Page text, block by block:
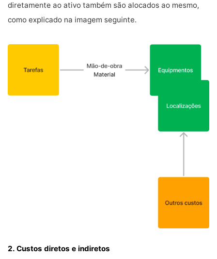
diretamente ao ativo também são alocados ao mesmo,
como explicado na imagem seguinte.
2. Custos diretos e indiretos